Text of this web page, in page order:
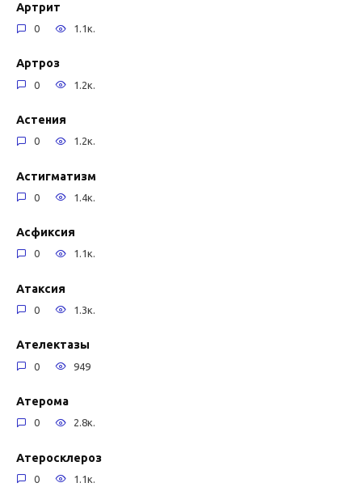
Артрит
0 1.1к.
Артроз
0 1.2к.
Астения
0 1.2к.
Астигматизм
0 1.4к.
Асфиксия
0 1.1к.
Атаксия
0 1.3к.
Ателектазы
0 949
Атерома
0 2.8к.
Атеросклероз
0 1.1к.